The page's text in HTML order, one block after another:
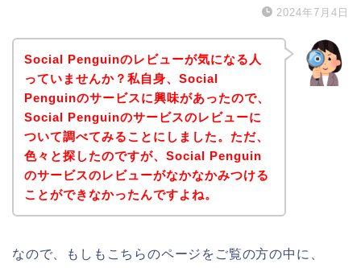
2024年7月4日
Social Penguinのレビューが気になる人
っていませんか？私自身、Social
Penguinのサービスに興味があったので、
Social Penguinのサービスのレビューに
ついて調べてみることにしました。ただ、
色々と探したのですが、Social Penguin
のサービスのレビューがなかなかみつける
ことができなかったんですよね。
なので、もしもこちらのページをご覧の方の中に、